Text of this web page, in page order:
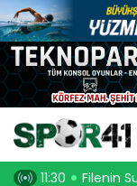
devirdi! “3-1” 11:14